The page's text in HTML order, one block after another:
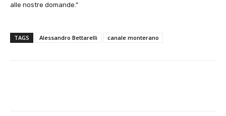
alle nostre domande.”
TAGS Alessandro Bettarelli canale monterano